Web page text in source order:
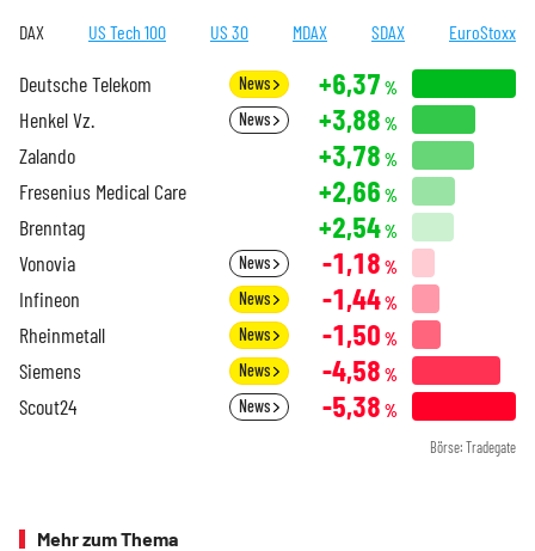
DAX US Tech 100 US 30 MDAX SDAX EuroStoxx
Deutsche Telekom News +6,37 %
Henkel Vz. News +3,88 %
Zalando +3,78 %
Fresenius Medical Care +2,66 %
Brenntag +2,54%
Vonovia News -1,18 %
Infineon News -1,44%
Rheinmetall News -1,50 %
Siemens News -4,58 %
Scout24 News -5,38 %
Börse: Tradegate
Mehr zum Thema